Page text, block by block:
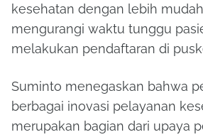
kesehatan dengan lebih
mengurangi waktu tunggu
melakukan pendaftaran di
Suminto menegaskan bahwa
berbagai inovasi pelayanan
merupakan bagian dari upaya